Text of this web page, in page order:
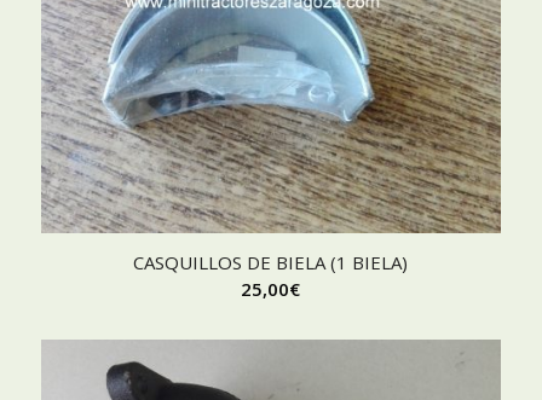
CASQUILLOS DE BIELA (1 BIELA)
25,00€